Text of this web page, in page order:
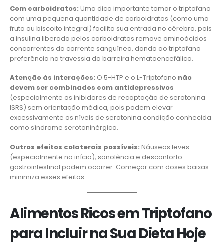
Com carboidratos: Uma dica importante tomar o triptofano
com uma pequena quantidade de carboidratos (como uma
fruta ou biscoito integral) facilita sua entrada no cérebro, pois
a insulina liberada pelos carboidratos remove aminoácidos
concorrentes da corrente sanguínea, dando ao triptofano
preferência na travessia da barreira hematoencefálica.
Atenção às interações: O 5-HTP e o L-Triptofano não
devem ser combinados com antidepressivos
(especialmente os inibidores de recaptação de serotonina
ISRS) sem orientação médica, pois podem elevar
excessivamente os níveis de serotonina condição conhecida
como síndrome serotoninérgica.
Outros efeitos colaterais possíveis: Náuseas leves
(especialmente no início), sonolência e desconforto
gastrointestinal podem ocorrer. Começar com doses baixas
minimiza esses efeitos.
Alimentos Ricos em Triptofano
para Incluir na Sua Dieta Hoje